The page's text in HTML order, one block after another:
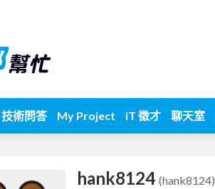
技術問答 My Project iT 徵才 聊天室
hank8124 (hank8124)